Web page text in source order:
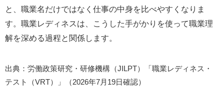
と、職業名だけではなく仕事の中身を比べやすくなりま
す。職業レディネスは、こうした手がかりを使って職業理
解を深める過程と関係します。
出典：労働政策研究・研修機構（JILPT）「職業レディネス・
テスト（VRT）」（2026年7月19日確認）